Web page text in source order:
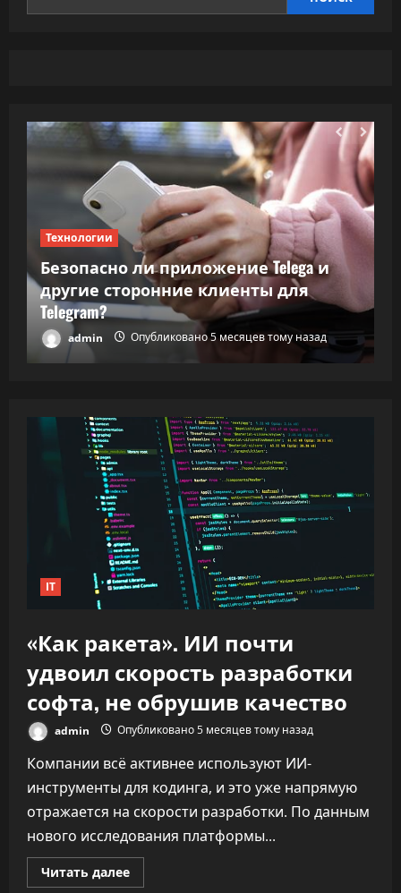
супербатарейкой
Технологии
Безопасно ли приложение Telega и
другие сторонние клиенты для
Telegram?
admin Опубликовано 5 месяцев тому назад
IT
«Как ракета». ИИ почти
удвоил скорость разработки
софта, не обрушив качество
admin Опубликовано 5 месяцев тому назад
Компании всё активнее используют ИИ-
инструменты для кодинга, и это уже напрямую
отражается на скорости разработки. По данным
нового исследования платформы...
Читать далееПрочитать
больше